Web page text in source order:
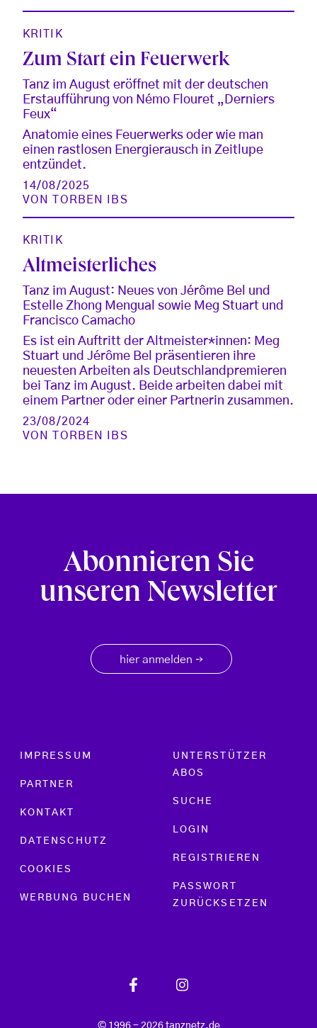
KRITIK
Zum Start ein Feuerwerk
Tanz im August eröffnet mit der deutschen
Erstaufführung von Némo Flouret „Derniers
Feux“
Anatomie eines Feuerwerks oder wie man
einen rastlosen Energierausch in Zeitlupe
entzündet.
14/08/2025
VON
TORBEN IBS
KRITIK
Altmeisterliches
Tanz im August: Neues von Jérôme Bel und
Estelle Zhong Mengual sowie Meg Stuart und
Francisco Camacho
Es ist ein Auftritt der Altmeister*innen: Meg
Stuart und Jérôme Bel präsentieren ihre
neuesten Arbeiten als Deutschlandpremieren
bei Tanz im August. Beide arbeiten dabei mit
einem Partner oder einer Partnerin zusammen.
23/08/2024
VON
TORBEN IBS
Abonnieren Sie
unseren Newsletter
hier anmelden →
Footer menu
IMPRESSUM
PARTNER
KONTAKT
DATENSCHUTZ
COOKIES
WERBUNG BUCHEN
UNTERSTÜTZER
ABOS
SUCHE
LOGIN
REGISTRIEREN
PASSWORT
ZURÜCKSETZEN
© 1996 - 2026 tanznetz.de